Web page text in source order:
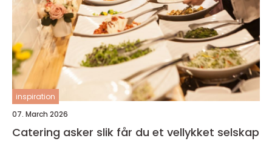
inspiration
07. March 2026
Catering asker slik får du et vellykket selskap